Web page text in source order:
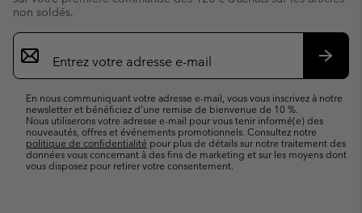
non soldés.
Inscription
par
e-
En nous communiquant votre adresse e-mail, vous vous inscrivez à notre
newsletter et bénéficiez d’une remise de bienvenue de 10 %.
Nous utiliserons votre adresse e-mail pour vous tenir informé(e) des
nouveautés, offres et événements promotionnels. Consultez notre
politique de confidentialité pour plus de détails sur notre traitement des
données vous concernant à des fins de marketing et sur les moyens dont
vous disposez pour retirer votre consentement.